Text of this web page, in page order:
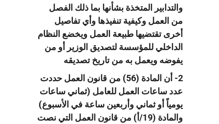
والتدابير المتخذة بشأنها بما ذلك الفصل
من العمل وكيفية تنفيذها وأي تفاصيل
أخرى تقتضيها طبيعة العمل ويخضع النظام
الداخلي للمؤسسة لتصديق الوزير أو من
يفوضه ويعمل به من تاريخ تصديقه
2- أن المادة (56) من قانون العمل حددت
عدد ساعات العمل للعامل (ثماني ساعات
يومياً أو ثماني وأربعين ساعة في الأسبوع)
والمادة (19/أ) من قانون العمل التي نصت